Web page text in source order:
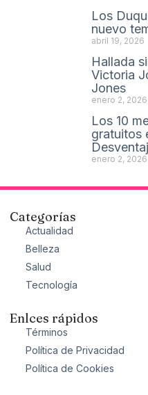
Los
nuevo
abril 19, 2026
Hallada
Victoria
Jones
enero 2, 2026
Los 10
gratuitos
enero 2, 2026
Categorías
Actualidad
Belleza
Salud
Tecnología
Enlces rápidos
Términos
Política de Privacidad
Política de Cookies